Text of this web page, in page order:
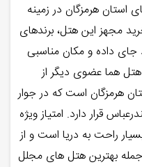
استان هرمزگان در زمینه
مجهز این هتل، برندهای
جای داده و مکان مناسبی
هما عضوی دیگر از
هرمزگان است که در جوار
قرار دارد. امتیاز ویژه
بسیار راحت به دریا است و از
بهترین هتل‌ های مجلل